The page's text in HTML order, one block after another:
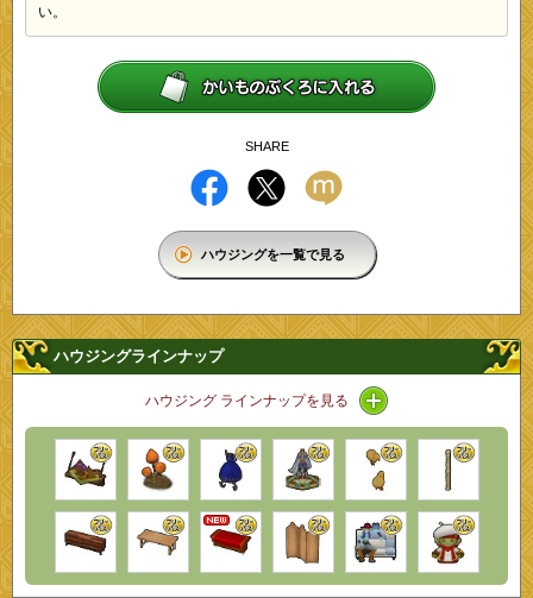
い。
SHARE
ハウジングを一覧で見る
ハウジングラインナップ
ハウジング ラインナップを見る アイコン / ラインナ